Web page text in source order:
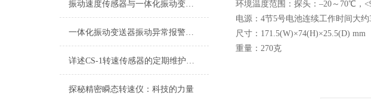
振动速度传感器与一体化振动变送器现场工况适配及应用用途
一体化振动变送器振动异常报警与预警设置技术指南
详述CS-1转速传感器的定期维护保养规范方法
探秘精密瞬态转速仪：科技的力量
环境温度范围：探头：–20～70℃，
电源：4节5号电池连续工作时间大约
尺寸：171.5(W)×74(H)×25.5(D) mm
重量：270克